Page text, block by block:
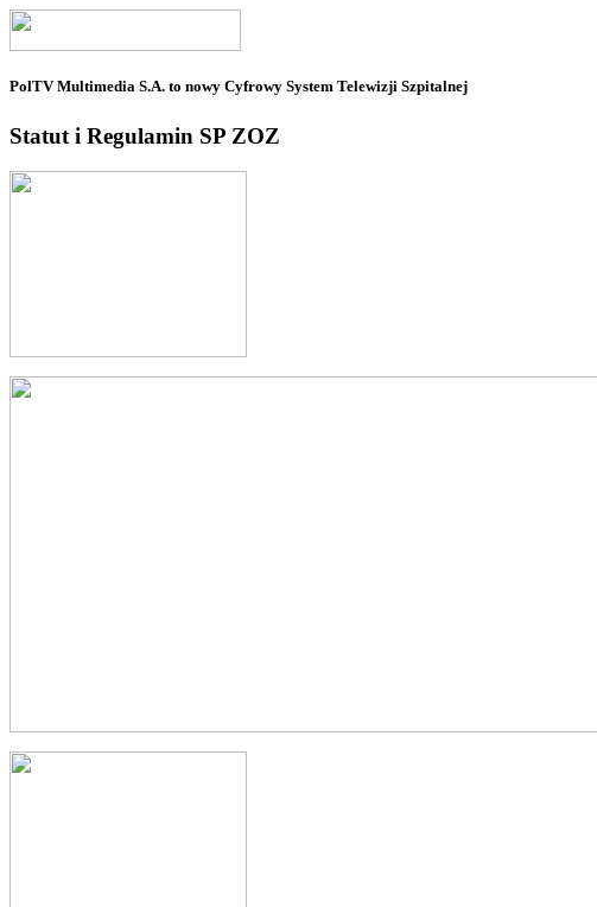
PolTV Multimedia S.A. to nowy Cyfrowy System Telewizji Szpitalnej
Statut i Regulamin SP ZOZ